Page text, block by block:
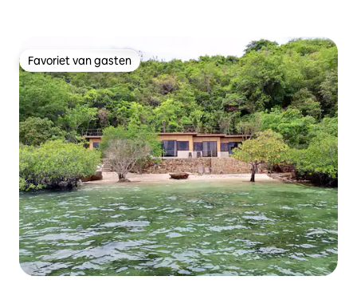
Favoriet van gasten
Favoriet van gasten